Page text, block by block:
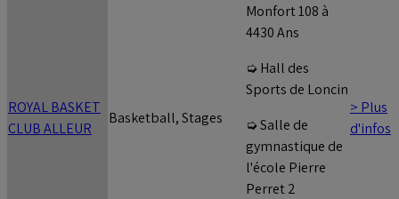
ROYAL BASKET
CLUB ALLEUR
Basketball, Stages
Monfort 108 à
4430 Ans
➭ Hall des
Sports de Loncin
➭ Salle de
gymnastique de
l'école Pierre
Perret 2
> Plus
d'infos